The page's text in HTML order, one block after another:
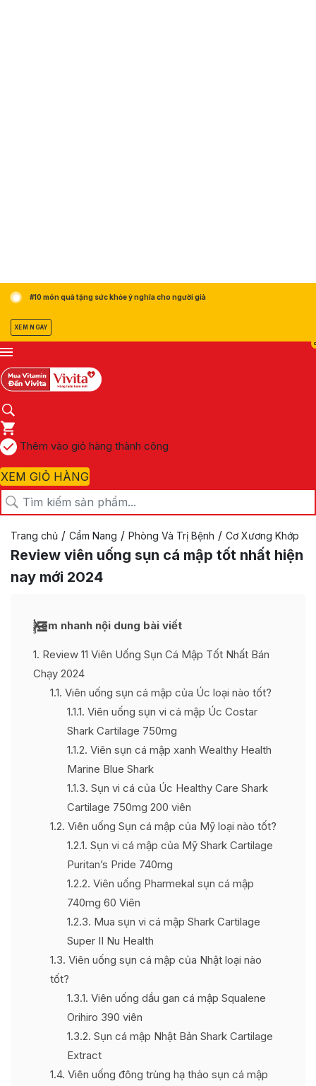
#10 món quà tặng sức khỏe ý nghĩa cho người già
XEM NGAY
0
Thêm vào giỏ hàng thành công
XEM GIỎ HÀNG
Trang chủ / Cẩm Nang / Phòng Và Trị Bệnh / Cơ Xương Khớp
Review viên uống sụn cá mập tốt nhất hiện
nay mới 2024
Xem nhanh nội dung bài viết
1 Review 11 Viên Uống Sụn Cá Mập Tốt Nhất Bán
Chạy 2024
1.1 Viên uống sụn cá mập của Úc loại nào tốt?
1.1.1 Viên uống sụn vi cá mập Úc Costar
Shark Cartilage 750mg
1.1.2 Viên sụn cá mập xanh Wealthy Health
Marine Blue Shark
1.1.3 Sụn vi cá của Úc Healthy Care Shark
Cartilage 750mg 200 viên
1.2 Viên uống Sụn cá mập của Mỹ loại nào tốt?
1.2.1 Sụn vi cá mập của Mỹ Shark Cartilage
Puritan’s Pride 740mg
1.2.2 Viên uống Pharmekal sụn cá mập
740mg 60 Viên
1.2.3 Mua sụn vi cá mập Shark Cartilage
Super II Nu Health
1.3 Viên uống sụn cá mập của Nhật loại nào
tốt?
1.3.1 Viên uống dầu gan cá mập Squalene
Orihiro 390 viên
1.3.2 Sụn cá mập Nhật Bản Shark Cartilage
Extract
1.4 Viên uống đông trùng hạ thảo sụn cá mập